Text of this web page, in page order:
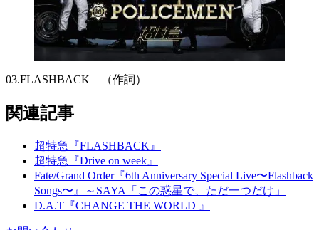
03.FLASHBACK （作詞）
関連記事
超特急『FLASHBACK』
超特急『Drive on week』
Fate/Grand Order『6th Anniversary Special Live〜Flashback
Songs〜』～SAYA「この惑星で、ただ一つだけ」
D.A.T『CHANGE THE WORLD 』